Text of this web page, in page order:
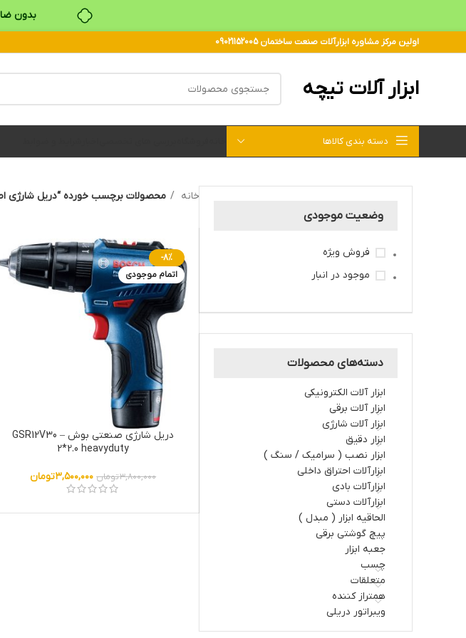
بدون
اولین مرکز مشاوره ابزارآلات صنعت ساختمان 09021152005
ابزار آلات تیچه
دسته بندی کالاها
وضعیت موجودی
فروش ویژه
موجود در انبار
دسته‌های محصولات
ابزار آلات الکترونیکی
ابزار آلات برقي
ابزار آلات شارژي
ابزار دقیق
ابزار نصب ( سرامیک / سنگ )
ابزارآلات احتراق داخلي
ابزارآلات بادی
ابزارآلات دستي
الحاقیه ابزار ( مبدل )
پیچ گوشتی برقی
جعبه ابزار
چسب
متعلقات
همتراز کننده
ویبراتور دریلی
خانه محصولات برچسب خورده “دریل شارژی
-8%
اتمام موجودی
دریل شارژی صنعتی بوش GSR12V30 –
2*2.0 heavyduty
۳,۸۰۰,۰۰۰تومان ۳,۵۰۰,۰۰۰تومان